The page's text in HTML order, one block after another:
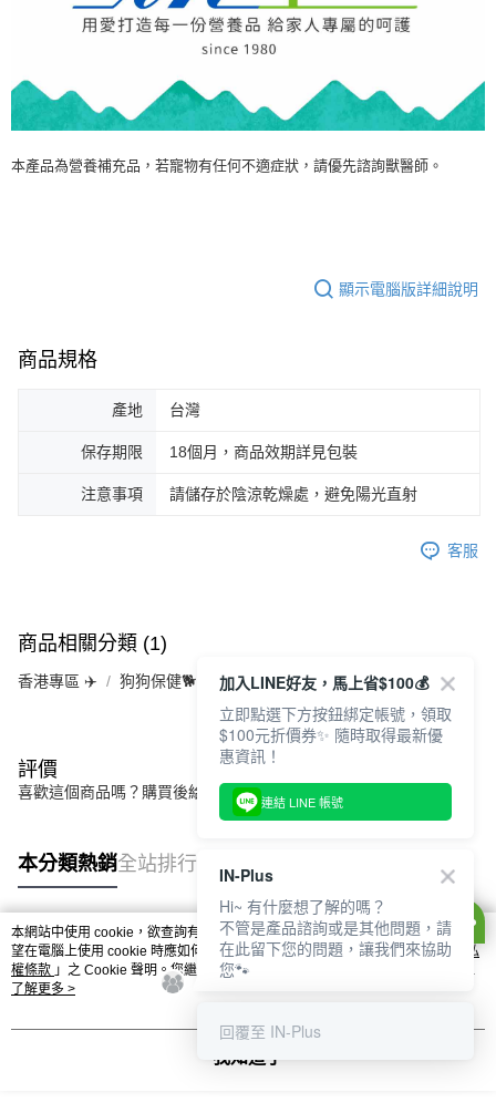
本產品為營養補充品，若寵物有任何不適症狀，請優先諮詢獸醫師。
顯示電腦版詳細說明
商品規格
產地 台灣
保存期限 18個月，商品效期詳見包裝
注意事項 請儲存於陰涼乾燥處，避免陽光直射
客服
商品相關分類 (1)
香港專區 ✈️ 狗狗保健🐕
評價
喜歡這個商品嗎？購買後給他一個好評吧
本分類熱銷全站排行
熱門標籤
本網站中使用 cookie，欲查詢有關本網站使用 cookie 方式之詳情，及若您不希
望在電腦上使用 cookie 時應如何變更電腦的 cookie 設定，請參閱本網站「
隱私
權條款 」之 Cookie 聲明。您繼續使用本網站即表示您同意本公司得按本網站使
用條款之 Cookie 聲明使用 cookie。
了解更多 >
我知道了
加入LINE好友，馬上省$100💰
立即點選下方按鈕綁定帳號，領取
$100元折價券✨ 隨時取得最新優
惠資訊！
連結 LINE 帳號
IN-Plus
Hi~ 有什麼想了解的嗎？
不管是產品諮詢或是其他問題，請
在此留下您的問題，讓我們來協助
您🐾
回覆至 IN-Plus